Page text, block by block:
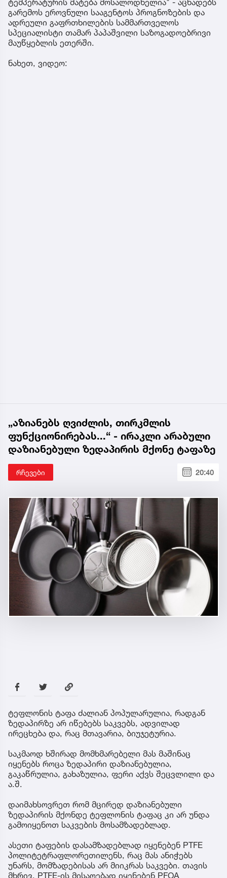
გარემოს ეროვნული სააგენტოს პროგნოზების და
ადრეული გაფრთხილების სამმართველოს
სპეციალისტი თამარ პაპაშვილი საზოგადოებრივი
მაუწყებლის ეთერში.
ნახეთ, ვიდეო:
„აზიანებს ღვიძლის, თირკმლის
ფუნქციონირებას...“ - ირაკლი არაბული
დაზიანებული ზედაპირის მქონე ტაფაზე
რჩევები 20:40
ტეფლონის ტაფა ძალიან პოპულარულია, რადგან
ზედაპირზე არ იწებებს საკვებს, ადვილად
ირეცხება და, რაც მთავარია, ბიუჯეტურია.
საკმაოდ ხშირად მომხმარებელი მას მაშინაც
იყენებს როცა ზედაპირი დაზიანებულია,
გაკაწრულია, გახაზულია, ფერი აქვს შეცვლილი და
ა.შ.
დაიმახსოვრეთ რომ მცირედ დაზიანებული
ზედაპირის მქონდე ტეფლონის ტაფაც კი არ უნდა
გამოიყენოთ საკვების მოსამზადებლად.
ასეთი ტაფების დასამზადებლად იყენებენ PTFE
პოლიტეტრაფლორეთილენს, რაც მას ანიჭებს
უნარს, მომზადებისას არ მიიკრას საკვები. თავის
მხრივ, PTFE-ის მისაღებად იყენებენ PFOA